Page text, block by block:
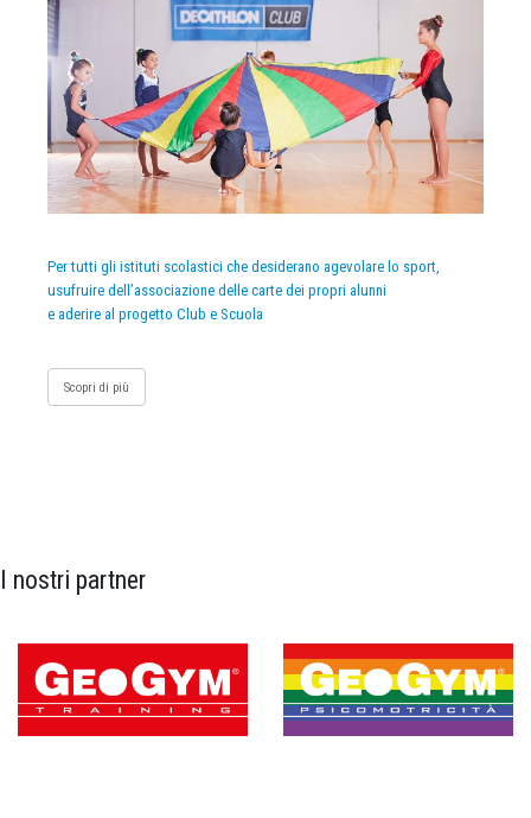
Per tutti gli istituti scolastici che desiderano agevolare lo sport,
usufruire dell’associazione delle carte dei propri alunni
e aderire al progetto Club e Scuola
Scopri di più
I nostri partner